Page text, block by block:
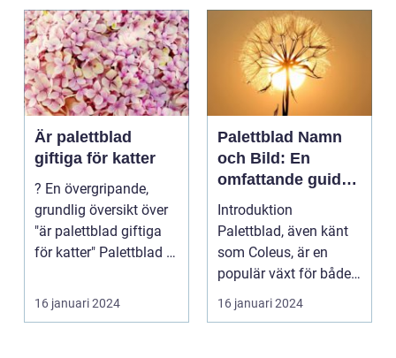
Är palettblad
giftiga för katter
? En övergripande,
grundlig översikt över
"är palettblad giftiga
för katter" Palettblad är
16 januari 2024
Palettblad Namn
och Bild: En
omfattande guide
för
trädgårdsälskare
Introduktion
Palettblad, även känt
som Coleus, är en
populär växt för både
inomhus och
utomhusbruk. ...
16 januari 2024